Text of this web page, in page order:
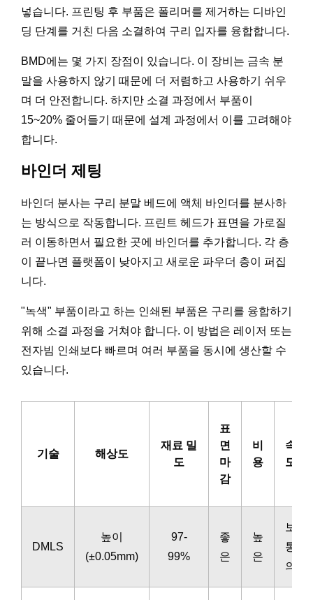
넣습니다. 프린팅 후 부품은 폴리머를 제거하는 디바인
딩 단계를 거친 다음 소결하여 구리 입자를 융합합니다.
BMD에는 몇 가지 장점이 있습니다. 이 장비는 금속 분
말을 사용하지 않기 때문에 더 저렴하고 사용하기 쉬우
며 더 안전합니다. 하지만 소결 과정에서 부품이
15~20% 줄어들기 때문에 설계 과정에서 이를 고려해야
합니다.
바인더 제팅
바인더 분사는 구리 분말 베드에 액체 바인더를 분사하
는 방식으로 작동합니다. 프린트 헤드가 표면을 가로질
러 이동하면서 필요한 곳에 바인더를 추가합니다. 각 층
이 끝나면 플랫폼이 낮아지고 새로운 파우더 층이 퍼집
니다.
"녹색" 부품이라고 하는 인쇄된 부품은 구리를 융합하기
위해 소결 과정을 거쳐야 합니다. 이 방법은 레이저 또는
전자빔 인쇄보다 빠르며 여러 부품을 동시에 생산할 수
있습니다.
기술 해상도
재료 밀
도
표
면
마
감
비
용
속
도
DMLS
높이
(±0.05mm)
97-
99%
좋
은
높
은
보
통
의